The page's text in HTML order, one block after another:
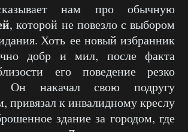
нам про обычную
, которой не повезло с выбором
Хоть ее новый избранник
добр и мил, после факта
его поведение резко
Он накачал свою подругу
привязал к инвалидному креслу
здание за городом, где